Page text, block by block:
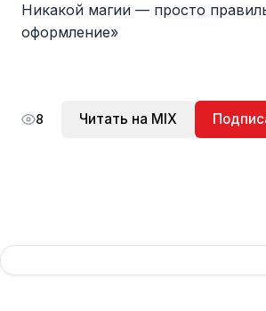
Никакой магии — просто
оформление»
8 Читать на MIX